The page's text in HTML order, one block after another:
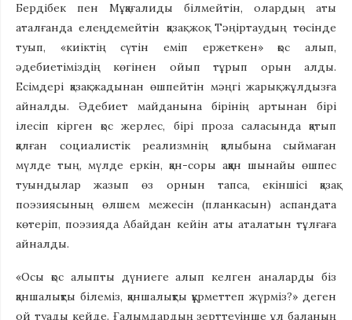
Бердібек пен Мұқағалиды білмейтін, олардың аты
аталғанда елеңдемейтін қазақ жоқ. Тәңіртаудың төсінде
туып, «киіктің сүтін еміп ержеткен» қос алып,
әдебиетіміздің көгінен ойып тұрып орын алды.
Есімдері қазақ жадынан өшпейтін мәңгі жарық жұлдызға
айналды. Әдебиет майданына бірінің артынан бірі
ілесіп кірген қос жерлес, бірі проза саласында қатып
қалған социалистік реализмнің қалыбына сыймаған
мүлде тың, мүлде еркін, қан-соры аққан шынайы өшпес
туындылар жазып өз орнын тапса, екіншісі қазақ
поэзиясының өлшем межесін (планкасын) аспандата
көтеріп, поэзияда Абайдан кейін аты аталатын тұлғаға
айналды.
«Осы қос алыпты дүниеге алып келген аналарды біз
қаншалықты білеміз, қаншалықты құрметтеп жүрміз?» деген
ой туады кейде. Ғалымдардың зерттеуінше ұл баланың